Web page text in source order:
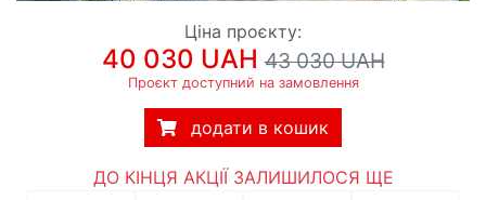
Ціна проєкту:
40 030 UAH43 030 UAH
Проєкт доступний на замовлення
додати в кошик
ДО КІНЦЯ АКЦІЇ ЗАЛИШИЛОСЯ ЩЕ